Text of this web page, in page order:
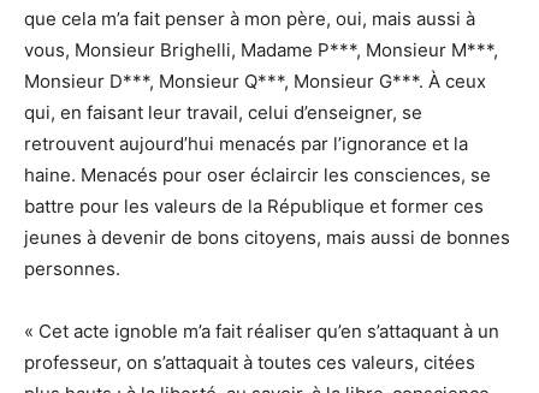
que cela m’a fait penser à mon père, oui, mais aussi à
vous, Monsieur Brighelli, Madame P***, Monsieur M***,
Monsieur D***, Monsieur Q***, Monsieur G***. À ceux
qui, en faisant leur travail, celui d’enseigner, se
retrouvent aujourd’hui menacés par l’ignorance et la
haine. Menacés pour oser éclaircir les consciences, se
battre pour les valeurs de la République et former ces
jeunes à devenir de bons citoyens, mais aussi de bonnes
personnes.
« Cet acte ignoble m’a fait réaliser qu’en s’attaquant à un
professeur, on s’attaquait à toutes ces valeurs, citées